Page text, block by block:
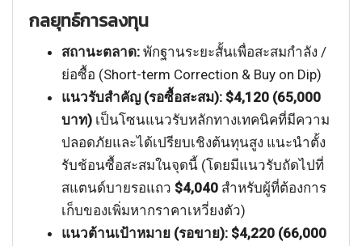
กลยุทธ์การลงทุน
สถานะตลาด: พักฐานระยะสั้นเพื่อสะสมกำลัง /
ย่อซื้อ (Short-term Correction & Buy on Dip)
แนวรับสำคัญ (รอซื้อสะสม): $4,120 (65,000
บาท) เป็นโซนแนวรับหลักทางเทคนิคที่มีความ
ปลอดภัยและได้เปรียบเชิงต้นทุนสูง แนะนำตั้ง
รับช้อนซื้อสะสมในจุดนี้ (โดยมีแนวรับถัดไปที่
สแตนด์บายรอแถว $4,040 สำหรับผู้ที่ต้องการ
เก็บของเพิ่มหากราคาเหวี่ยงตัว)
แนวต้านเป้าหมาย (รอขาย): $4,220 (66,000